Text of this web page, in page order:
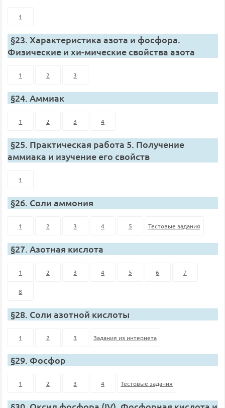
1
§23. Характеристика азота и фосфора.
Физические и хи-мические свойства азота
1 2 3
§24. Аммиак
1 2 3 4
§25. Практическая работа 5. Получение
аммиака и изучение его свойств
1
§26. Соли аммония
1 2 3 4 5 Тестовые задания
§27. Азотная кислота
1 2 3 4 5 6 7
8
§28. Соли азотной кислоты
1 2 3 Задания из интернета
§29. Фосфор
1 2 3 4 Тестовые задания